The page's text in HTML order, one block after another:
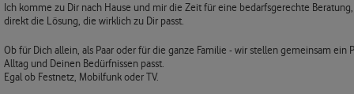
Ich komme zu Dir nach Hause und mir die Zeit für eine bedarfsgerechte
direkt die Lösung, die wirklich zu Dir passt.
Ob für Dich allein, als Paar oder für die ganze Familie - wir stellen gemeinsam ein
Alltag und Deinen Bedürfnissen passt.
Egal ob Festnetz, Mobilfunk oder TV.